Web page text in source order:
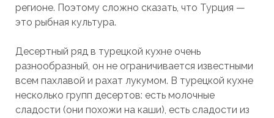
регионе. Поэтому сложно сказать, что Турция —
это рыбная культура.
Десертный ряд в турецкой кухне очень
разнообразный, он не ограничивается известными
всем пахлавой и рахат лукумом. В турецкой кухне
несколько групп десертов: есть молочные
сладости (они похожи на каши), есть сладости из